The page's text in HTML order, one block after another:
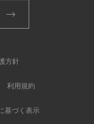
方針
利用規約
基づく表示